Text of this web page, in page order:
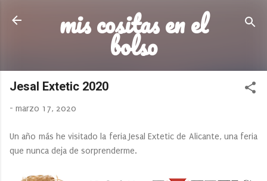
Ir al contenido principal
mis cositas en el
bolso
Jesal Extetic 2020
- marzo 17, 2020
Un año más he visitado la feria Jesal Extetic de Alicante, una feria
que nunca deja de sorprenderme.